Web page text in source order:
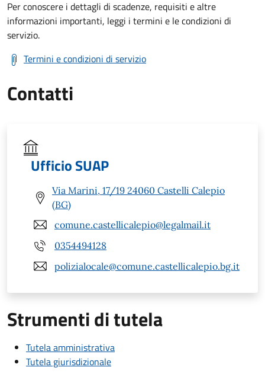
Per conoscere i dettagli di scadenze, requisiti e altre
informazioni importanti, leggi i termini e le condizioni di
servizio.
Termini e condizioni di servizio
Contatti
Ufficio SUAP
Via Marini, 17/19 24060 Castelli Calepio
(BG)
comune.castellicalepio@legalmail.it
0354494128
polizialocale@comune.castellicalepio.bg.it
Strumenti di tutela
Tutela amministrativa
Tutela giurisdizionale